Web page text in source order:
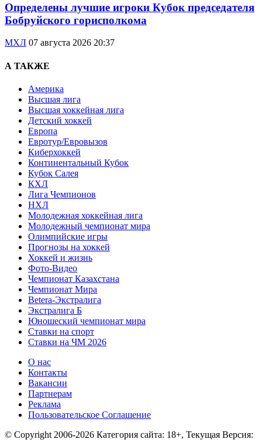
Определены лучшие игроки Кубок председателя
Бобруйского горисполкома
МХЛ 07 августа 2026 20:37
А ТАКЖЕ
Америка
Высшая лига
Высшая хоккейная лига
Детский хоккей
Европа
Евротур/Евровызов
Киберхоккей
Континентальный Кубок
Кубок Салея
КХЛ
Лига Чемпионов
НХЛ
Молодежная хоккейная лига
Молодежный чемпионат мира
Олимпийские игры
Прогнозы на хоккей
Хоккей и жизнь
Фото-Видео
Чемпионат Казахстана
Чемпионат Мира
Betera-Экстралига
Экстралига Б
Юношеский чемпионат мира
Ставки на спорт
Ставки на ЧМ 2026
О нас
Контакты
Вакансии
Партнерам
Реклама
Пользовательское Соглашение
© Copyright 2006-2026 Категория сайта: 18+, Текущая Версия: